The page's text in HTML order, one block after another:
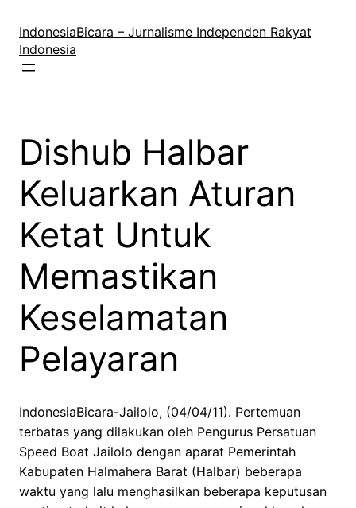
konten
IndonesiaBicara – Jurnalisme Independen Rakyat
Indonesia
Dishub Halbar
Keluarkan Aturan
Ketat Untuk
Memastikan
Keselamatan
Pelayaran
IndonesiaBicara-Jailolo, (04/04/11). Pertemuan
terbatas yang dilakukan oleh Pengurus Persatuan
Speed Boat Jailolo dengan aparat Pemerintah
Kabupaten Halmahera Barat (Halbar) beberapa
waktu yang lalu menghasilkan beberapa keputusan